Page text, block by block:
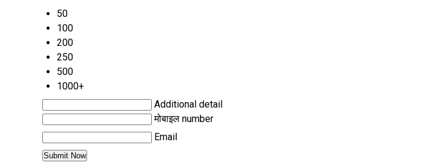
50
100
200
250
500
1000+
Additional detail
मोबाइल number
Email